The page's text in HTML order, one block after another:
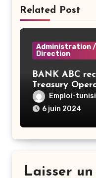
Related Post
Administration
Direction
BANK ABC
Treasury
– TunisEmploi-
6 juin 2024
Laisser